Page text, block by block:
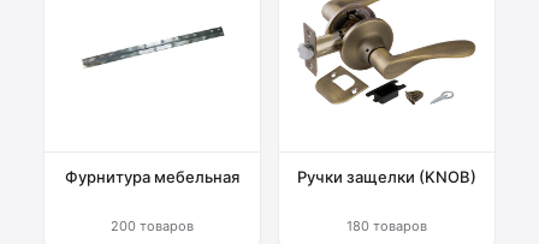
Фурнитура мебельная
200 товаров
Ручки защелки (KNOB)
180 товаров